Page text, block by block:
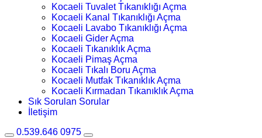
Kocaeli Tuvalet Tıkanıklığı Açma
Kocaeli Kanal Tıkanıklığı Açma
Kocaeli Lavabo Tıkanıklığı Açma
Kocaeli Gider Açma
Kocaeli Tıkanıklık Açma
Kocaeli Pimaş Açma
Kocaeli Tıkalı Boru Açma
Kocaeli Mutfak Tıkanıklık Açma
Kocaeli Kırmadan Tıkanıklık Açma
Sık Sorulan Sorular
İletişim
0.539.646 0975